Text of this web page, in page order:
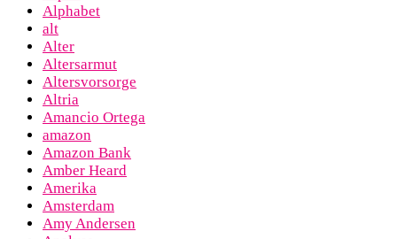
Alphabet
alt
Alter
Altersarmut
Altersvorsorge
Altria
Amancio Ortega
amazon
Amazon Bank
Amber Heard
Amerika
Amsterdam
Amy Andersen